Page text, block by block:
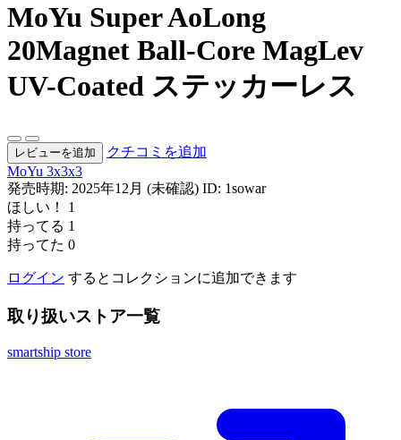
MoYu Super AoLong
20Magnet Ball-Core MagLev
UV-Coated ステッカーレス
レビューを追加
クチコミを追加
MoYu 3x3x3
発売時期: 2025年12月 (未確認) ID: 1sowar
ほしい！
1
持ってる 1
持ってた 0
ログイン するとコレクションに追加できます
取り扱いストア一覧
smartship store